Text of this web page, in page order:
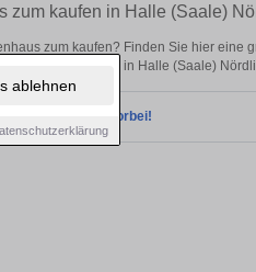
ablehnen
zum kaufen in Halle (Saale)
zum kaufen? Finden Sie hier eine
Sie Ihre Immobilie in Halle (Saale)
Sie bald wieder vorbei!